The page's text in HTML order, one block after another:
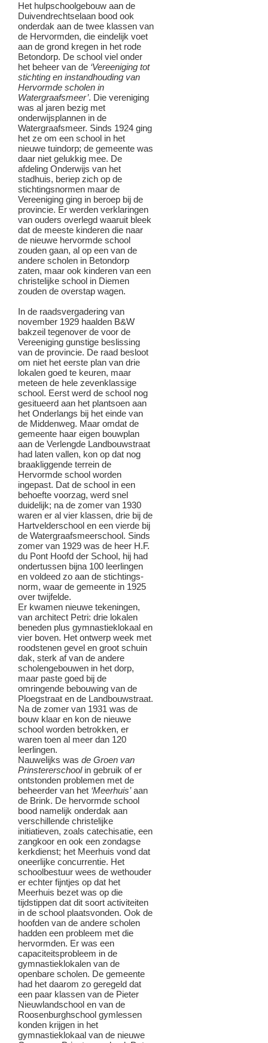
Het hulpschoolgebouw aan de
Duivendrechtselaan bood ook
onderdak aan de twee klassen van
de Hervormden, die eindelijk voet
aan de grond kregen in het rode
Betondorp. De school viel onder
het beheer van de ‘Vereeniging tot
stichting en instandhouding van
Hervormde scholen in
Watergraafsmeer’. Die vereniging
was al jaren bezig met
onderwijsplannen in de
Watergraafsmeer. Sinds 1924 ging
het ze om een school in het
nieuwe tuindorp; de gemeente was
daar niet gelukkig mee. De
afdeling Onderwijs van het
stadhuis, beriep zich op de
stichtingsnormen maar de
Vereeniging ging in beroep bij de
provincie. Er werden verklaringen
van ouders overlegd waaruit bleek
dat de meeste kinderen die naar
de nieuwe hervormde school
zouden gaan, al op een van de
andere scholen in Betondorp
zaten, maar ook kinderen van een
christelijke school in Diemen
zouden de overstap wagen.
In de raadsvergadering van
november 1929 haalden B&W
bakzeil tegenover de voor de
Vereeniging gunstige beslissing
van de provincie. De raad besloot
om niet het eerste plan van drie
lokalen goed te keuren, maar
meteen de hele zevenklassige
school. Eerst werd de school nog
gesitueerd aan het plantsoen aan
het Onderlangs bij het einde van
de Middenweg. Maar omdat de
gemeente haar eigen bouwplan
aan de Verlengde Landbouwstraat
had laten vallen, kon op dat nog
braakliggende terrein de
Hervormde school worden
ingepast. Dat de school in een
behoefte voorzag, werd snel
duidelijk; na de zomer van 1930
waren er al vier klassen, drie bij de
Hartvelderschool en een vierde bij
de Watergraafsmeerschool. Sinds
zomer van 1929 was de heer H.F.
du Pont Hoofd der School, hij had
ondertussen bijna 100 leerlingen
en voldeed zo aan de stichtings-
norm, waar de gemeente in 1925
over twijfelde.
Er kwamen nieuwe tekeningen,
van architect Petri: drie lokalen
beneden plus gymnastieklokaal en
vier boven. Het ontwerp week met
roodstenen gevel en groot schuin
dak, sterk af van de andere
scholengebouwen in het dorp,
maar paste goed bij de
omringende bebouwing van de
Ploegstraat en de Landbouwstraat.
Na de zomer van 1931 was de
bouw klaar en kon de nieuwe
school worden betrokken, er
waren toen al meer dan 120
leerlingen.
Nauwelijks was de Groen van
Prinstererschool in gebruik of er
ontstonden problemen met de
beheerder van het ‘Meerhuis’aan
de Brink. De hervormde school
bood namelijk onderdak aan
verschillende christelijke
initiatieven, zoals catechisatie, een
zangkoor en ook een zondagse
kerkdienst; het Meerhuis vond dat
oneerlijke concurrentie. Het
schoolbestuur wees de wethouder
er echter fijntjes op dat het
Meerhuis bezet was op die
tijdstippen dat dit soort activiteiten
in de school plaatsvonden. Ook de
hoofden van de andere scholen
hadden een probleem met die
hervormden. Er was een
capaciteitsprobleem in de
gymnastieklokalen van de
openbare scholen. De gemeente
had het daarom zo geregeld dat
een paar klassen van de Pieter
Nieuwlandschool en van de
Roosenburghschool gymlessen
konden krijgen in het
gymnastieklokaal van de nieuwe